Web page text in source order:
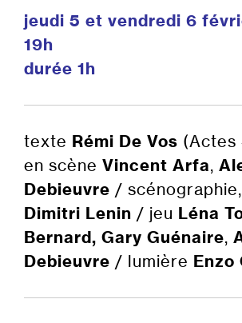
jeudi 5 et vendredi 6
19h
durée 1h
texte Rémi De Vos (Actes
en scène Vincent Arfa,
Debieuvre /
Dimitri Lenin / jeu Léna
Bernard, Gary Guénaire,
Debieuvre / lumière Enzo